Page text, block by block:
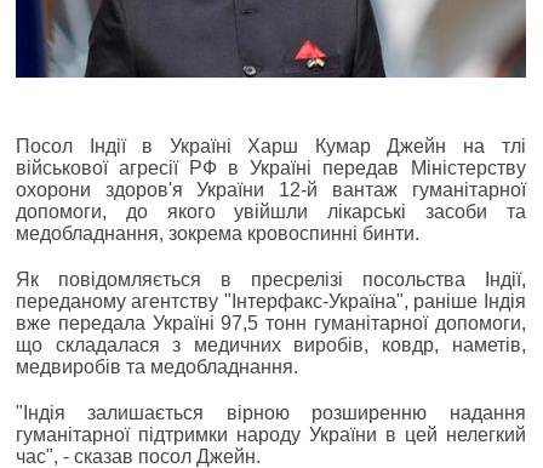
Посол Індії в Україні Харш Кумар Джейн на тлі
військової агресії РФ в Україні передав Міністерству
охорони здоров'я України 12-й вантаж гуманітарної
допомоги, до якого увійшли лікарські засоби та
медобладнання, зокрема кровоспинні бинти.
Як повідомляється в пресрелізі посольства Індії,
переданому агентству "Інтерфакс-Україна", раніше Індія
вже передала Україні 97,5 тонн гуманітарної допомоги,
що складалася з медичних виробів, ковдр, наметів,
медвиробів та медобладнання.
"Індія залишається вірною розширенню надання
гуманітарної підтримки народу України в цей нелегкий
час", - сказав посол Джейн.